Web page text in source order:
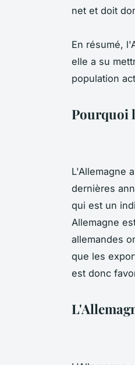
net et doit
En résumé,
elle a su
population
Pourquoi
L'Allemagne
dernières
qui est un
Allemagne
allemandes
que les
est donc